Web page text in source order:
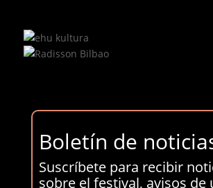
Boletín de
Suscríbete para recibir
sobre el festival, avisos de